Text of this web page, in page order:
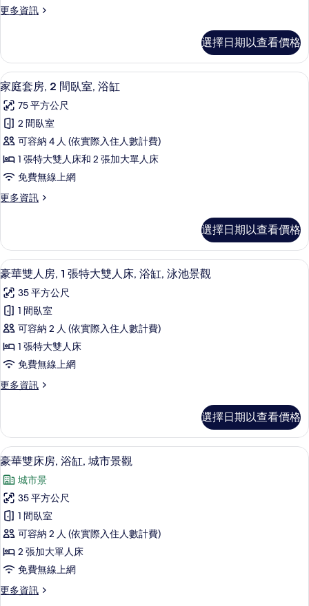
相
詳
張
浴
缸,
城
市
景
觀
的
所
有
更多資訊
更
四
人
房,
多
張
床,
浴
缸,
城
市
景
觀
選擇日期以查看價格
顯
示
家
庭
套
房,
間
室,
浴
缸
的
所
有
相
片
家庭套房, 2 間臥室, 浴缸 | 羽絨被、
10
家庭套房, 2 間臥室, 浴缸
75 平方公尺
2 間臥室
可容納 4 人 (依實際入住人數計費)
1 張特大雙人床和 2 張加大單人床
免費無線上網
更多資訊
更
套
房,
2
臥
室,
浴
缸
的
詳
情
選擇日期以查看價格
顯
示
豪
華
雙
人
1
特
大
雙
人
床,
浴
缸,
泳
池
景
豪華雙人房, 1 張特大雙人床, 浴缸, 泳
5
豪華雙人房, 1 張特大雙人床, 浴缸, 泳池景觀
35 平方公尺
1 間臥室
可容納 2 人 (依實際入住人數計費)
1 張特大雙人床
免費無線上網
更多資訊
更
雙
人
房,
張
特
大
雙
人
床,
浴
缸,
池
選擇日期以查看價格
顯
示
豪
華
雙
床
房,
缸,
羽絨被、迷你吧、客房內保險箱、書桌
8
豪華雙床房, 浴缸, 城市景觀
城市景
35 平方公尺
1 間臥室
可容納 2 人 (依實際入住人數計費)
2 張加大單人床
免費無線上網
更多資訊
更